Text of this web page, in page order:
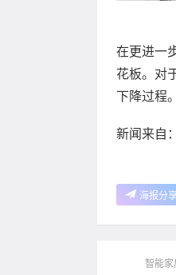
在更进一
花板。对
下降过程。
新闻来自
海报分
智能家